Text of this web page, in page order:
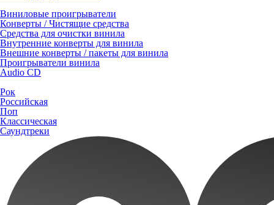
Виниловые проигрыватели
Конверты / Чистящие средства
Средства для очистки винила
Внутренние конверты для винила
Внешние конверты / пакеты для винила
Проигрыватели винила
Audio CD
Рок
Российская
Поп
Классическая
Саундтреки